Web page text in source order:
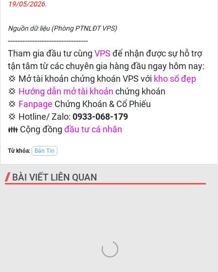
19/05/2026.
Nguồn dữ liệu (Phòng PTNLĐT VPS)
---------------------------------
Tham gia đầu tư cùng VPS để nhận được sự hỗ trợ
tận tâm từ các chuyên gia hàng đầu ngay hôm nay:
💢 Mở tài khoản chứng khoán VPS với kho số đẹp
💢 Hướng dẫn mở tài khoản chứng khoán
💢 Fanpage Chứng Khoán & Cổ Phiếu
💢 Hotline/ Zalo: 0933-068-179
👪 Cộng đồng đầu tư cá nhân
Từ khóa: Bản Tin
BÀI VIẾT LIÊN QUAN